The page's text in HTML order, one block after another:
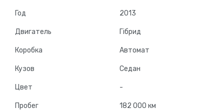
Год 2013
Двигатель Гібрид
Коробка Автомат
Кузов Седан
Цвет -
Пробег 182 000 км